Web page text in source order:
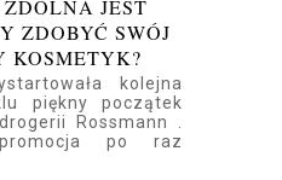
JEST
ZDOBYĆ SWÓJ
KOSMETYK?
kolejna
piękny początek
Rossmann .
po raz